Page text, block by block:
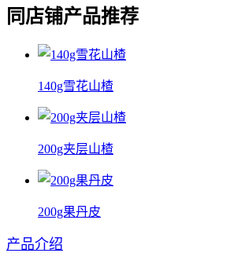
同店铺产品推荐
140g雪花山楂
200g夹层山楂
200g果丹皮
产品介绍